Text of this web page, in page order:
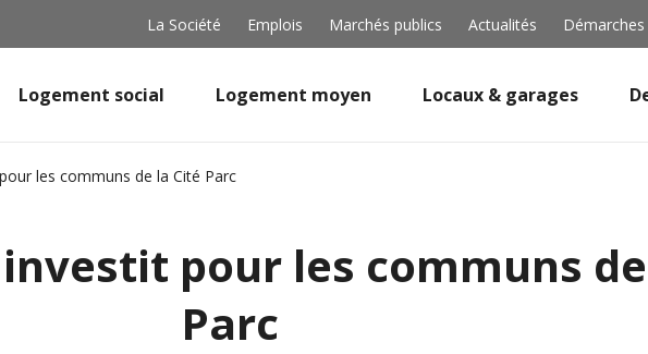
La Société Emplois Marchés publics Actualités
Logement social Logement moyen Locaux & garages
les communs de la Cité Parc
pour les communs
Parc